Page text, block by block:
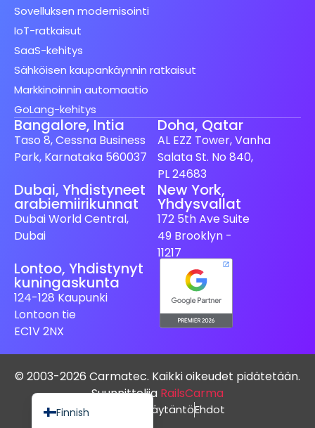
Sovelluksen modernisointi
IoT-ratkaisut
SaaS-kehitys
Sähköisen kaupankäynnin ratkaisut
Markkinoinnin automaatio
GoLang-kehitys
Bangalore, Intia
Taso 8, Cessna Business
Park, Karnataka 560037
Doha, Qatar
AL EZZ Tower, Vanha
Salata St. No 840,
PL 24683
Dubai, Yhdistyneet
arabiemiirikunnat
Dubai World Central,
Dubai
New York,
Yhdysvallat
172 5th Ave Suite
49 Brooklyn -
11217
Lontoo, Yhdistynyt
kuningaskunta
124-128 Kaupunki
Lontoon tie
EC1V 2NX
© 2003-2026 Carmatec. Kaikki oikeudet pidätetään.
Suunnittelija RailsCarma
TietosuojakäytäntöEhdot
Finnish
French
German
Japanese
Swedish
Spanish (Spain)